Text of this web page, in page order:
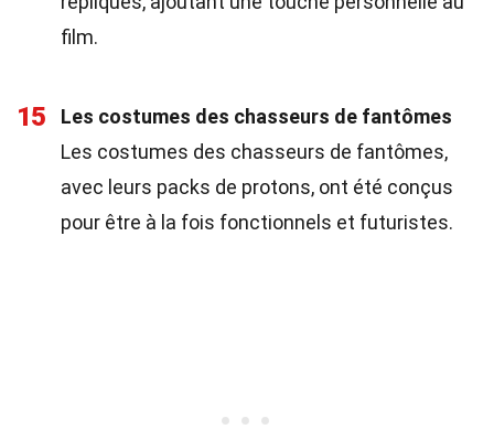
film.
15
Les costumes des chasseurs de fantômes
Les costumes des chasseurs de fantômes,
avec leurs packs de protons, ont été conçus
pour être à la fois fonctionnels et futuristes.